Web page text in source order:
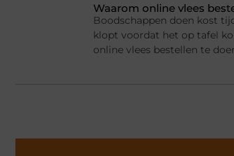
Waarom online vlees
Boodschappen doen kost
klopt voordat het op tafel
online vlees bestellen te